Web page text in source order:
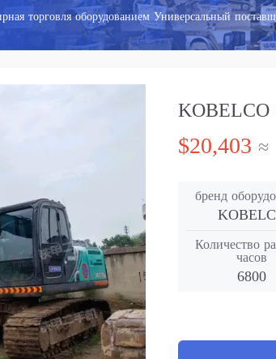
торговля оборудованием Универсальный
KOBELCO
$20,403 ≈
бренд
Количество
часов
6800